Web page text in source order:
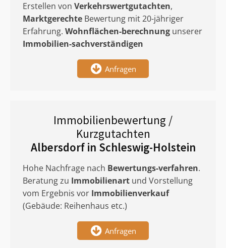
Erstellen von Verkehrswertgutachten,
Marktgerechte Bewertung mit 20-jähriger
Erfahrung. Wohnflächen-berechnung unserer
Immobilien-sachverständigen
Anfragen
Immobilienbewertung /
Kurzgutachten
Albersdorf in Schleswig-Holstein
Hohe Nachfrage nach Bewertungs-verfahren.
Beratung zu Immobilienart und Vorstellung
vom Ergebnis vor Immobilienverkauf
(Gebäude: Reihenhaus etc.)
Anfragen